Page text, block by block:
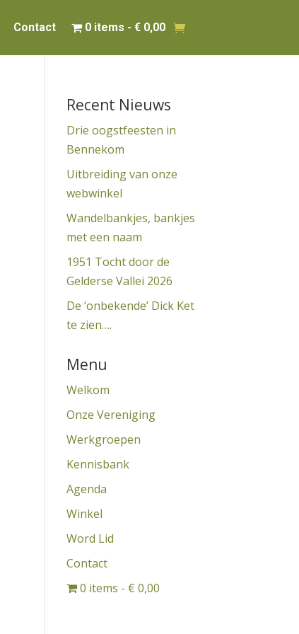
Contact 0 items € 0,00
Recent Nieuws
Drie oogstfeesten in
Bennekom
Uitbreiding van onze
webwinkel
Wandelbankjes, bankjes
met een naam
1951 Tocht door de
Gelderse Vallei 2026
De ‘onbekende’ Dick Ket
te zien….
Menu
Welkom
Onze Vereniging
Werkgroepen
Kennisbank
Agenda
Winkel
Word Lid
Contact
0 items
€ 0,00